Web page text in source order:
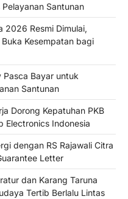
Santunan
2026 Resmi Dimulai,
Kesempatan bagi
Pasca Bayar untuk
Santunan
Dorong Kepatuhan PKB
Electronics Indonesia
dengan RS Rajawali Citra
Letter
dan Karang Taruna
Tertib Berlalu Lintas